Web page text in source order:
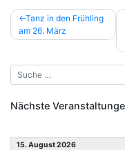
Nächste
15. August 2026
Beitragsnavigation
Tanz in den Frühling
am 26. März